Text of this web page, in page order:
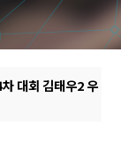
대회 김태우2 우